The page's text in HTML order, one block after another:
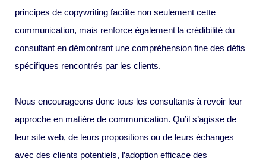
principes de copywriting facilite non seulement cette
communication, mais renforce également la crédibilité du
consultant en démontrant une compréhension fine des défis
spécifiques rencontrés par les clients.
Nous encourageons donc tous les consultants à revoir leur
approche en matière de communication. Qu’il s’agisse de
leur site web, de leurs propositions ou de leurs échanges
avec des clients potentiels, l’adoption efficace des